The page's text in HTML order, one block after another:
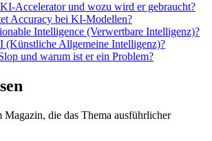
Accelerator und wozu wird er gebraucht?
Accuracy bei KI-Modellen?
Intelligence (Verwertbare Intelligenz)?
(Künstliche Allgemeine Intelligenz)?
und warum ist er ein Problem?
Magazin, die das Thema ausführlicher